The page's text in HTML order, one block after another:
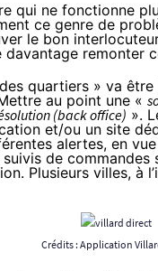
qui ne fonctionne
ce genre de
le bon
remonter
quartiers » va
au point une «
(back office) ».
et/ou un site
alertes, en
de
Plusieurs villes, à
Crédits : Application